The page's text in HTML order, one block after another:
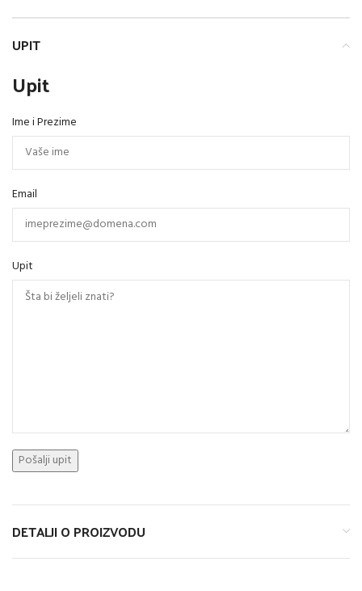
UPIT
Upit
Ime i Prezime
Email
Upit
DETALJI O PROIZVODU